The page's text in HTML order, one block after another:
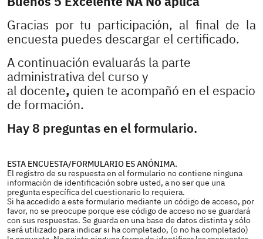
Gracias por tu participación, al final de la
encuesta puedes descargar el certificado.
A continuación evaluarás la parte
administrativa del curso y
al docente, quien te acompañó en el espacio
de formación.
Hay 8 preguntas en el formulario.
ESTA ENCUESTA/FORMULARIO ES ANÓNIMA.
El registro de su respuesta en el formulario no contiene ninguna
información de identificación sobre usted, a no ser que una
pregunta específica del cuestionario lo requiera.
Si ha accedido a este formulario mediante un código de acceso, por
favor, no se preocupe porque ese código de acceso no se guardará
con sus respuestas. Se guarda en una base de datos distinta y sólo
será utilizado para indicar si ha completado, (o no ha completado)